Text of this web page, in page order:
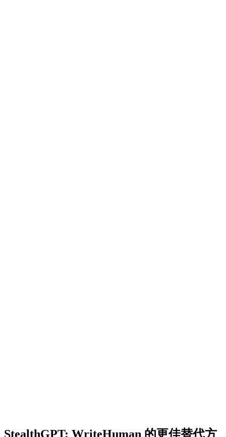
StealthGPT: WriteHuman 的更佳替代方